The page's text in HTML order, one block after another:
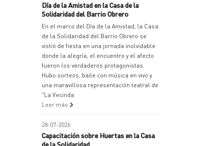
Día de la Amistad en la Casa de la
Solidaridad del Barrio Obrero
En el marco del Día de la Amistad, la Casa
de la Solidaridad del Barrio Obrero se
vistió de fiesta en una jornada inolvidable
donde la alegría, el encuentro y el afecto
fueron los verdaderos protagonistas.
Hubo sorteos, baile con música en vivo y
una maravillosa representación teatral de
"La Vecinda
Leer más
28-07-2026
Capacitación sobre Huertas en la Casa
de la Solidaridad